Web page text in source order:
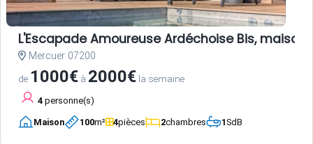
L'Escapade Amoureuse Ardéchoise Bis,
Mercuer 07200
de 1000€ à 2000€ la semaine
4 personne(s)
Maison 100m² 4pièces 2chambres 1SdB